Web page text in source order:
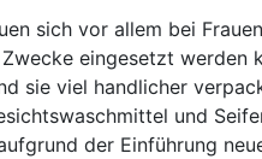
sich vor allem bei
eingesetzt werden
sie viel handlicher
und
der Einführung